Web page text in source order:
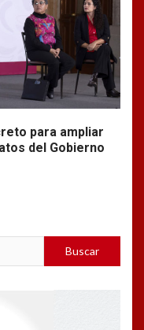
para ampliar
del Gobierno